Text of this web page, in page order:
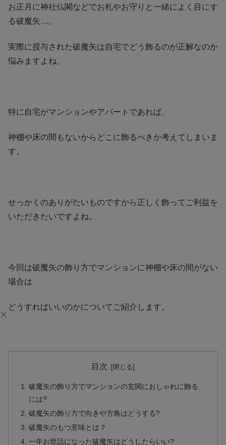
お正月に神社仏閣などでお札やお守りと一緒によく目にす
る破魔矢…。
実際に授与された破魔矢は自宅でどう飾るのが正解なのか
悩みますよね。
特に自宅がマンションやアパートであれば、
神棚や床の間もないからどこに飾るべきか考えてしまいま
す。
せっかくのありがたいものですから正しく飾ってご利益を
いただきたいですよね。
今回は破魔矢の飾り方でマンションに神棚や床の間がない
場合は
どうすればいいのかについてご紹介します。
目次
破魔矢の飾り方でマンションの玄関におしゃれに飾る
には?
破魔矢の飾り方で向きや方角はどうする?
破魔矢のもつ意味とは？
一年お世話になった破魔矢はどうしたらいい?